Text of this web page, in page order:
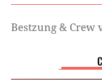
Bestzung & Crew